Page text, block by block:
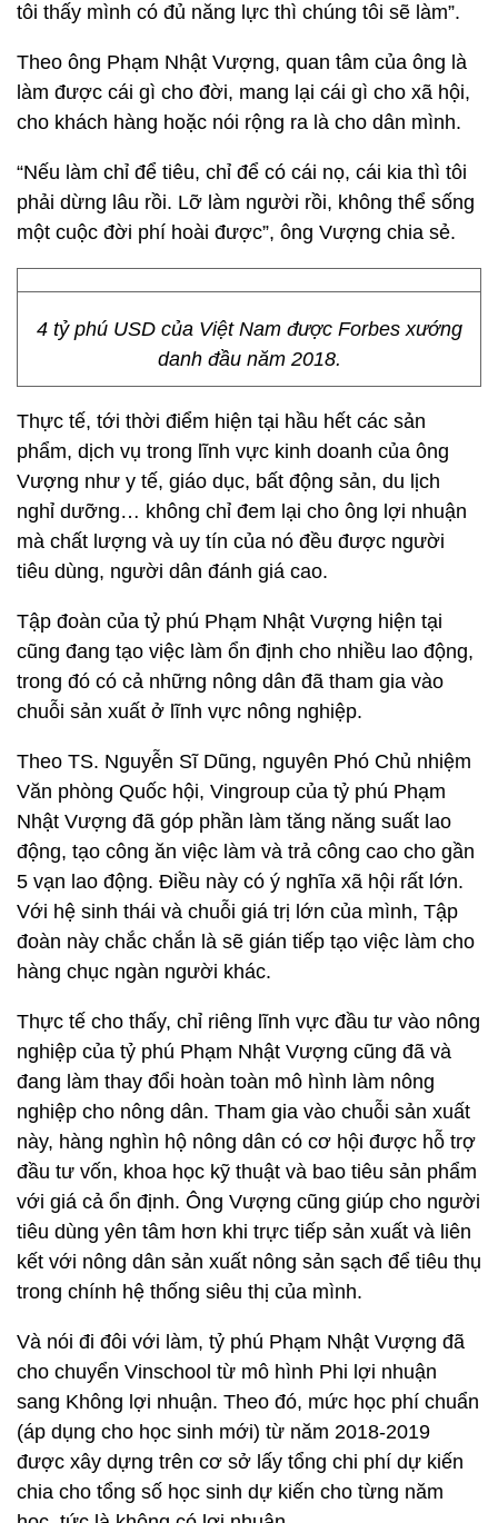
tôi thấy mình có đủ năng lực thì chúng tôi sẽ làm”.
Theo ông Phạm Nhật Vượng, quan tâm của ông là
làm được cái gì cho đời, mang lại cái gì cho xã hội,
cho khách hàng hoặc nói rộng ra là cho dân mình.
“Nếu làm chỉ để tiêu, chỉ để có cái nọ, cái kia thì tôi
phải dừng lâu rồi. Lỡ làm người rồi, không thể sống
một cuộc đời phí hoài được”, ông Vượng chia sẻ.
4 tỷ phú USD của Việt Nam được Forbes xướng
danh đầu năm 2018.
Thực tế, tới thời điểm hiện tại hầu hết các sản
phẩm, dịch vụ trong lĩnh vực kinh doanh của ông
Vượng như y tế, giáo dục, bất động sản, du lịch
nghỉ dưỡng… không chỉ đem lại cho ông lợi nhuận
mà chất lượng và uy tín của nó đều được người
tiêu dùng, người dân đánh giá cao.
Tập đoàn của tỷ phú Phạm Nhật Vượng hiện tại
cũng đang tạo việc làm ổn định cho nhiều lao động,
trong đó có cả những nông dân đã tham gia vào
chuỗi sản xuất ở lĩnh vực nông nghiệp.
Theo TS. Nguyễn Sĩ Dũng, nguyên Phó Chủ nhiệm
Văn phòng Quốc hội, Vingroup của tỷ phú Phạm
Nhật Vượng đã góp phần làm tăng năng suất lao
động, tạo công ăn việc làm và trả công cao cho gần
5 vạn lao động. Điều này có ý nghĩa xã hội rất lớn.
Với hệ sinh thái và chuỗi giá trị lớn của mình, Tập
đoàn này chắc chắn là sẽ gián tiếp tạo việc làm cho
hàng chục ngàn người khác.
Thực tế cho thấy, chỉ riêng lĩnh vực đầu tư vào nông
nghiệp của tỷ phú Phạm Nhật Vượng cũng đã và
đang làm thay đổi hoàn toàn mô hình làm nông
nghiệp cho nông dân. Tham gia vào chuỗi sản xuất
này, hàng nghìn hộ nông dân có cơ hội được hỗ trợ
đầu tư vốn, khoa học kỹ thuật và bao tiêu sản phẩm
với giá cả ổn định. Ông Vượng cũng giúp cho người
tiêu dùng yên tâm hơn khi trực tiếp sản xuất và liên
kết với nông dân sản xuất nông sản sạch để tiêu thụ
trong chính hệ thống siêu thị của mình.
Và nói đi đôi với làm, tỷ phú Phạm Nhật Vượng đã
cho chuyển Vinschool từ mô hình Phi lợi nhuận
sang Không lợi nhuận. Theo đó, mức học phí chuẩn
(áp dụng cho học sinh mới) từ năm 2018-2019
được xây dựng trên cơ sở lấy tổng chi phí dự kiến
chia cho tổng số học sinh dự kiến cho từng năm